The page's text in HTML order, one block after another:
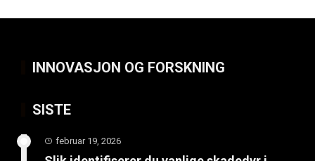
INNOVASJON OG FORSKNING
SISTE
februar 19, 2026